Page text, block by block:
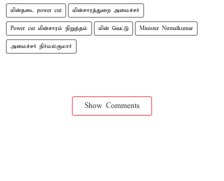
மின்தடை power cut மின்சாரத்துறை அமைச்சர்
Power cut மின்சாரம் நிறுத்தம் மின் வெட்டு Minister Nirmalkumar
அமைச்சர் நிர்மல்குமார்
Show Comments